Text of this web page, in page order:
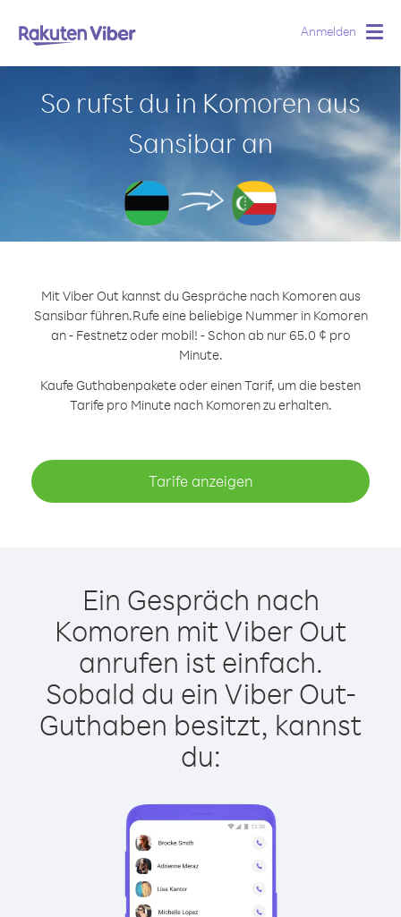
Anmelden
So rufst du in Komoren aus
Sansibar an
Mit Viber Out kannst du Gespräche nach Komoren aus
Sansibar führen.Rufe eine beliebige Nummer in Komoren
an - Festnetz oder mobil! - Schon ab nur 65.0 ¢ pro
Minute.
Kaufe Guthabenpakete oder einen Tarif, um die besten
Tarife pro Minute nach Komoren zu erhalten.
Tarife anzeigen
Ein Gespräch nach
Komoren mit Viber Out
anrufen ist einfach.
Sobald du ein Viber Out-
Guthaben besitzt, kannst
du: